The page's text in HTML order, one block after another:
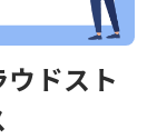
ウドスト